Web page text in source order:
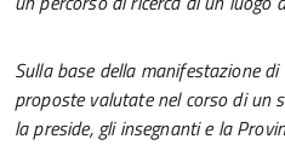
Sulla base della manifestazione
proposte valutate nel corso di un
la preside, gli insegnanti e la